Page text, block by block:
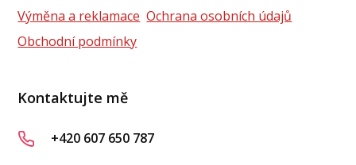
Výměna a reklamace Ochrana osobních údajů
Obchodní podmínky
Kontaktujte mě
+420 607 650 787